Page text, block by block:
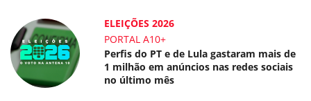
ELEIÇÕES 2026
PORTAL A10+
Perfis do PT e de Lula gastaram mais de
1 milhão em anúncios nas redes sociais
no último mês